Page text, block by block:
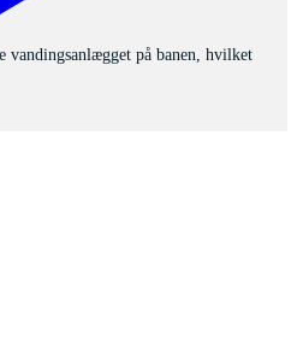
vandingsanlægget på banen, hvilket